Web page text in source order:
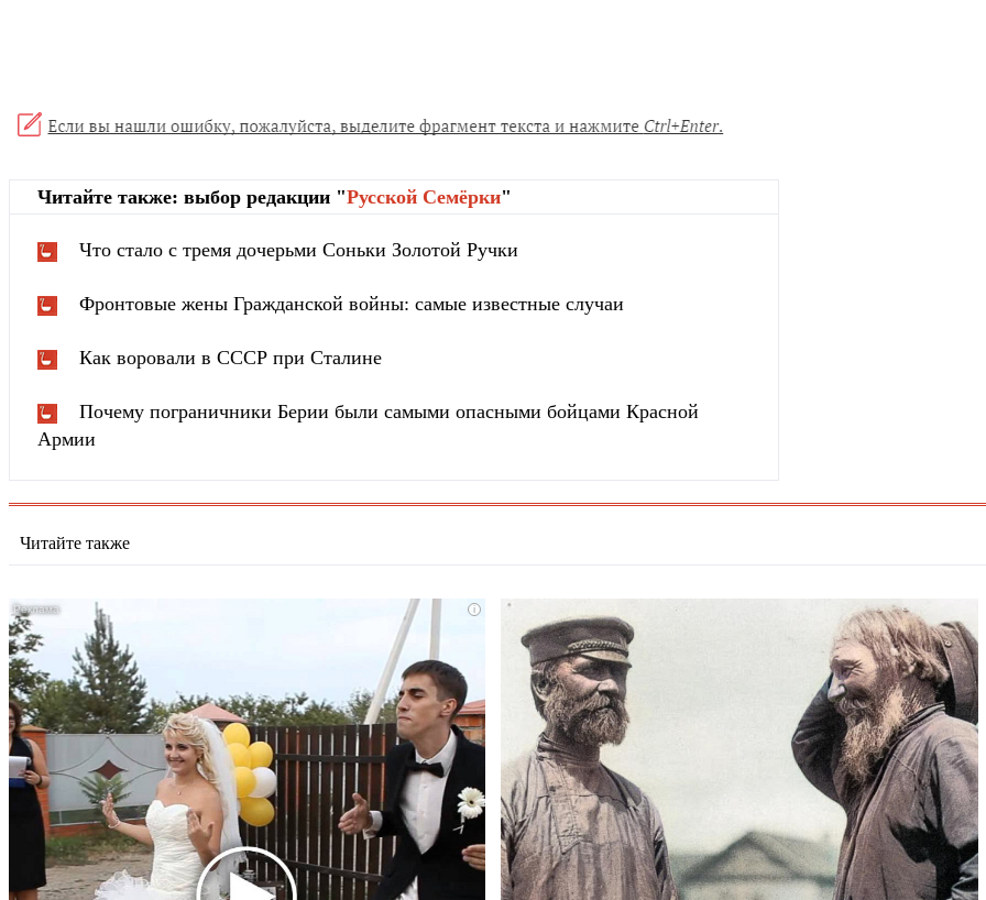
Читайте также: выбор редакции "Русской Cемёрки"
Что стало с тремя дочерьми Соньки Золотой Ручки
Фронтовые жены Гражданской войны: самые известные случаи
Как воровали в СССР при Сталине
Почему пограничники Берии были самыми опасными бойцами Красной
Армии
Читайте также
i